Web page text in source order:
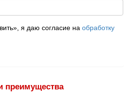
я даю согласие на обработку
преимущества